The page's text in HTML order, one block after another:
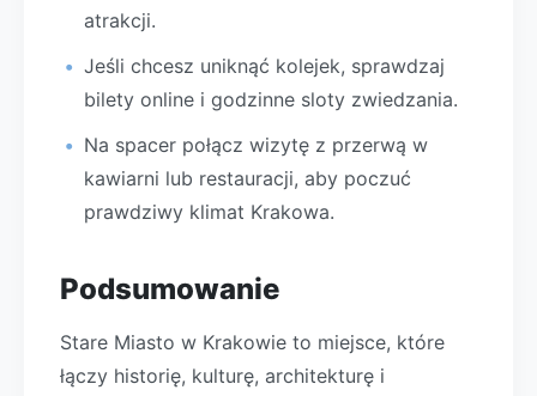
atrakcji.
Jeśli chcesz uniknąć kolejek, sprawdzaj
bilety online i godzinne sloty zwiedzania.
Na spacer połącz wizytę z przerwą w
kawiarni lub restauracji, aby poczuć
prawdziwy klimat Krakowa.
Podsumowanie
Stare Miasto w Krakowie to miejsce, które
łączy historię, kulturę, architekturę i